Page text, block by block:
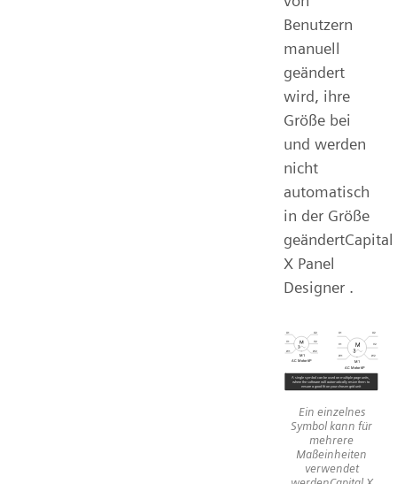
Benutzern
manuell
geändert
wird, ihre
Größe bei
und werden
nicht
automatisch
in der Größe
geändertCapital
X Panel
Designer .
Ein einzelnes
Symbol kann für
mehrere
Maßeinheiten
verwendet